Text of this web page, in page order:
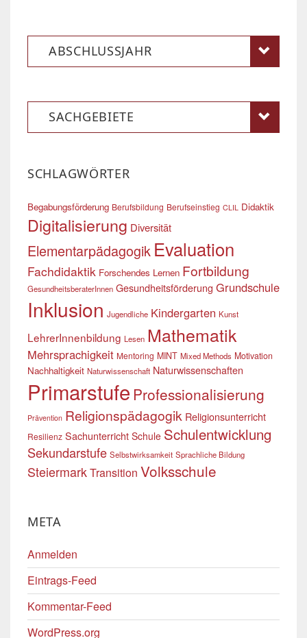
ABSCHLUSSJAHR
SACHGEBIETE
SCHLAGWÖRTER
Begabungsförderung Berufsbildung Berufseinstieg CLIL Didaktik
Digitalisierung Diversität
Elementarpädagogik Evaluation
Fachdidaktik Forschendes Lernen Fortbildung
GesundheitsberaterInnen Gesundheitsförderung Grundschule
Inklusion Jugendliche Kindergarten Kunst
LehrerInnenbildung Lesen Mathematik
Mehrsprachigkeit Mentoring MINT Mixed Methods Motivation
Nachhaltigkeit Naturwissenschaft Naturwissenschaften
Primarstufe Professionalisierung
Prävention Religionspädagogik Religionsunterricht
Resilienz Sachunterricht Schule Schulentwicklung
Sekundarstufe Selbstwirksamkeit Sprachliche Bildung
SteiermarkTransition Volksschule
META
Anmelden
Eintrags-Feed
Kommentar-Feed
WordPress.org